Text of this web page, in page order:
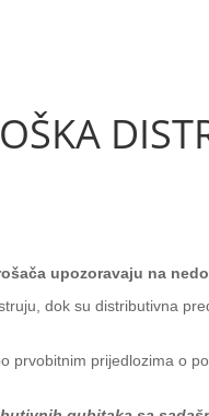
upozoravaju na
dok su distributivna
prvobitnim prijedlozima o